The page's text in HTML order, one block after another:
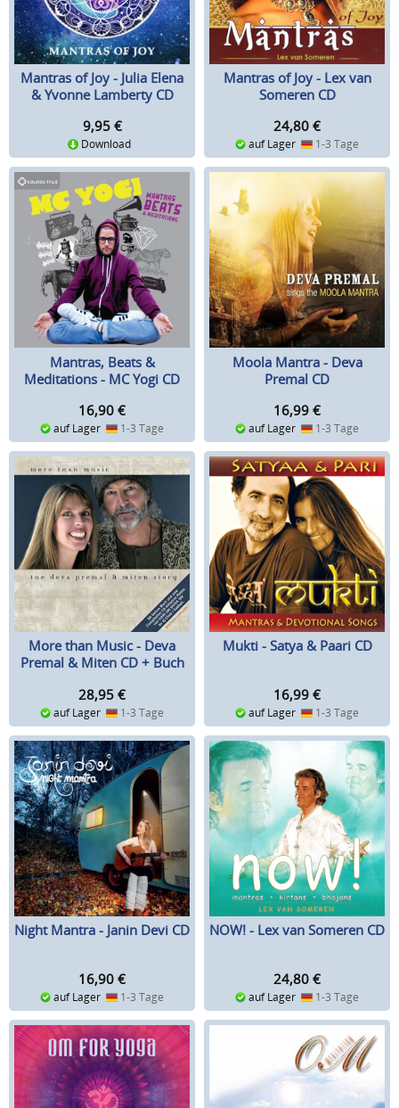
Mantras of Joy - Julia Elena
& Yvonne Lamberty CD
9,95 €
Download
Mantras of Joy - Lex van
Someren CD
24,80 €
auf Lager 1-3 Tage
Mantras, Beats &
Meditations - MC Yogi CD
16,90 €
auf Lager 1-3 Tage
Moola Mantra - Deva
Premal CD
16,99 €
auf Lager 1-3 Tage
More than Music - Deva
Premal & Miten CD + Buch
28,95 €
auf Lager 1-3 Tage
Mukti - Satya & Paari CD
16,99 €
auf Lager 1-3 Tage
Night Mantra - Janin Devi CD
16,90 €
auf Lager 1-3 Tage
NOW! - Lex van Someren CD
24,80 €
auf Lager 1-3 Tage